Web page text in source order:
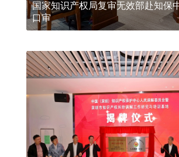
国家知识产权局复审无效部赴知保
口审